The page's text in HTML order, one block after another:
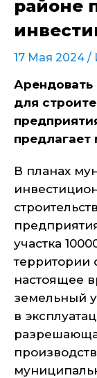
районе
17 Мая 2024 /
Арендовать
для
предлагает
В планах
участка
территории
настоящее
земельный
в